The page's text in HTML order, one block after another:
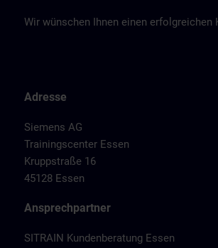
Wir wünschen Ihnen einen erfolgreichen
Adresse
Siemens AG
Trainingscenter Essen
Kruppstraße 16
45128 Essen
Ansprechpartner
SITRAIN Kundenberatung Essen